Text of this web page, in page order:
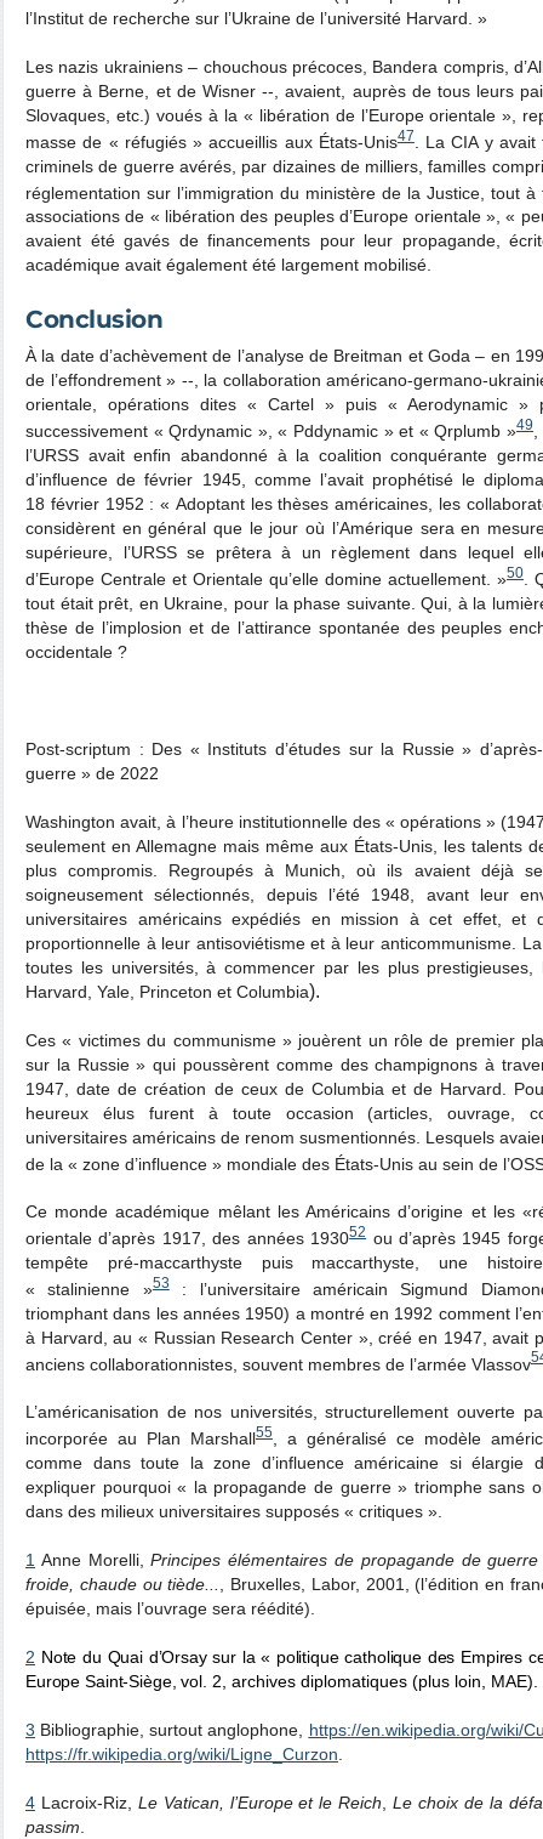
l’Institut de recherche sur l’Ukraine de l’université Harvard. »
Les nazis ukrainiens – chouchous précoces, Bandera compris,
guerre à Berne, et de Wisner ‑‑, avaient, auprès de tous leurs
Slovaques, etc.) voués à la « libération de l’Europe orientale »,
masse de « réfugiés » accueillis aux États-Unis47. La CIA y avait
criminels de guerre avérés, par dizaines de milliers, familles
réglementation sur l’immigration du ministère de la Justice, tout à
associations de « libération des peuples d’Europe orientale », «
avaient été gavés de financements pour leur propagande,
académique avait également été largement mobilisé.
Conclusion
À la date d’achèvement de l’analyse de Breitman et Goda – en
de l’effondrement » ‑‑, la collaboration américano-germano-
orientale, opérations dites « Cartel » puis « Aerodynamic »
successivement « Qrdynamic », « Pddynamic » et « Qrplumb »49
l’URSS avait enfin abandonné à la coalition conquérante
d’influence de février 1945, comme l’avait prophétisé le
18 février 1952 : « Adoptant les thèses américaines, les
considèrent en général que le jour où l’Amérique sera en
supérieure, l’URSS se prêtera à un règlement dans lequel
d’Europe Centrale et Orientale qu’elle domine actuellement. »50
.
tout était prêt, en Ukraine, pour la phase suivante. Qui, à la
thèse de l’implosion et de l’attirance spontanée des peuples
occidentale ?
Post-scriptum : Des « Instituts d’études sur la Russie »
guerre » de 2022
Washington avait, à l’heure institutionnelle des « opérations »
seulement en Allemagne mais même aux États-Unis, les talents
plus compromis. Regroupés à Munich, où ils avaient déjà
soigneusement sélectionnés, depuis l’été 1948, avant leur
universitaires américains expédiés en mission à cet effet, et
proportionnelle à leur antisoviétisme et à leur anticommunisme.
toutes les universités, à commencer par les plus
Harvard, Yale, Princeton et Columbia).
Ces « victimes du communisme » jouèrent un rôle de premier
sur la Russie » qui poussèrent comme des champignons à
1947, date de création de ceux de Columbia et de Harvard.
heureux élus furent à toute occasion (articles, ouvrage,
universitaires américains de renom susmentionnés. Lesquels
de la « zone d’influence » mondiale des États-Unis au sein de
Ce monde académique mêlant les Américains d’origine et les
orientale d’après 1917, des années 193052ou d’après 1945
tempête pré-maccarthyste puis maccarthyste, une
« stalinienne »53: l’universitaire américain Sigmund
triomphant dans les années 1950) a montré en 1992 comment
à Harvard, au « Russian Research Center », créé en 1947, avait
anciens collaborationnistes, souvent membres de l’armée Vlassov
L’américanisation de nos universités, structurellement ouverte
incorporée au Plan Marshall55
, a généralisé ce modèle
comme dans toute la zone d’influence américaine si élargie
expliquer pourquoi « la propagande de guerre » triomphe sans
dans des milieux universitaires supposés « critiques ».
1 Anne Morelli,Principes élémentaires de propagande de
froide, chaude ou tiède...
, Bruxelles, Labor, 2001, (l’édition en
épuisée, mais l’ouvrage sera réédité).
2 Note du Quai d’Orsay sur la « politique catholique des Empires
Europe Saint-Siège, vol. 2, archives diplomatiques (plus loin, MAE).
3 Bibliographie, surtout anglophone, https://en.wikipedia.org/wiki/
https://fr.wikipedia.org/wiki/Ligne_Curzon
4 Lacroix-Riz, Le Vatican, l’Europe et le Reich
Le choix de la
passim